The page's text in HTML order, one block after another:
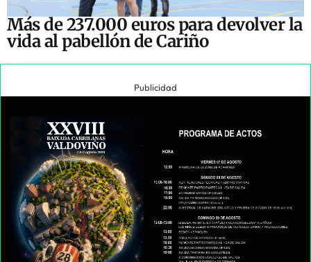
Más de 237.000 euros para devolver la
vida al pabellón de Cariño
Publicidad